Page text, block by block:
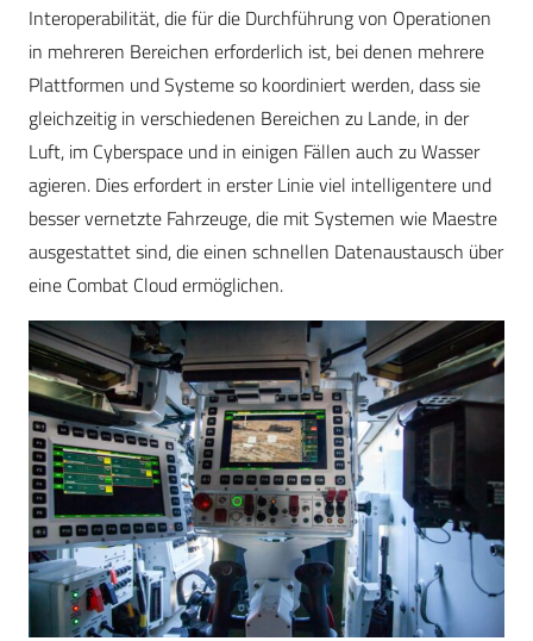
Interoperabilität, die für die Durchführung von Operationen
in mehreren Bereichen erforderlich ist, bei denen mehrere
Plattformen und Systeme so koordiniert werden, dass sie
gleichzeitig in verschiedenen Bereichen zu Lande, in der
Luft, im Cyberspace und in einigen Fällen auch zu Wasser
agieren. Dies erfordert in erster Linie viel intelligentere und
besser vernetzte Fahrzeuge, die mit Systemen wie Maestre
ausgestattet sind, die einen schnellen Datenaustausch über
eine Combat Cloud ermöglichen.